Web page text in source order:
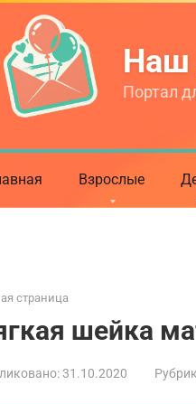
Наш
Портал
Взрослые
страница
шейка
31.10.2020